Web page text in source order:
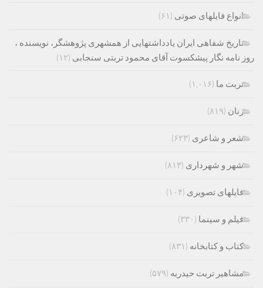
انواع فایلهای صوتی (۶۱)
تاریخ شفاهی ایران یادداشتهایی از همشهری پژوهشگر، نویسنده ،
روز نامه نگار پیشکسوت آقای محمود تربتی سنجابی (۱۲)
تربت ما (۱,۰۱۶)
زنان (۸۱۹)
شعر و شاعری (۶۲۳)
شهر و شهرداری (۸۱۳)
فایلهای تصویری (۱۰۴)
فیلم و سینما (۳۳۰)
کتاب و کتابخانه (۸۳۱)
مشاهیر تربت حیدریه (۵۷۹)